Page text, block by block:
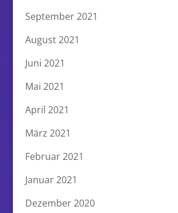
September 2021
August 2021
Juni 2021
Mai 2021
April 2021
März 2021
Februar 2021
Januar 2021
Dezember 2020